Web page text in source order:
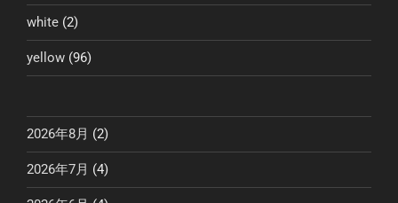
white (2)
yellow (96)
2026年8月 (2)
2026年7月 (4)